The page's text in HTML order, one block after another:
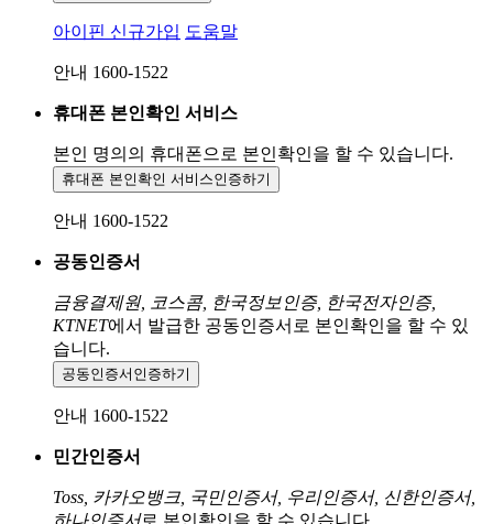
아이핀 신규가입 도움말
안내 1600-1522
휴대폰 본인확인 서비스
본인 명의의 휴대폰으로 본인확인을 할 수 있습니다.
휴대폰 본인확인 서비스인증하기
안내 1600-1522
공동인증서
금융결제원, 코스콤, 한국정보인증, 한국전자인증,
KTNET에서 발급한 공동인증서로 본인확인을 할 수 있
습니다.
공동인증서 인증하기
안내 1600-1522
민간인증서
Toss, 카카오뱅크, 국민인증서, 우리인증서, 신한인증서,